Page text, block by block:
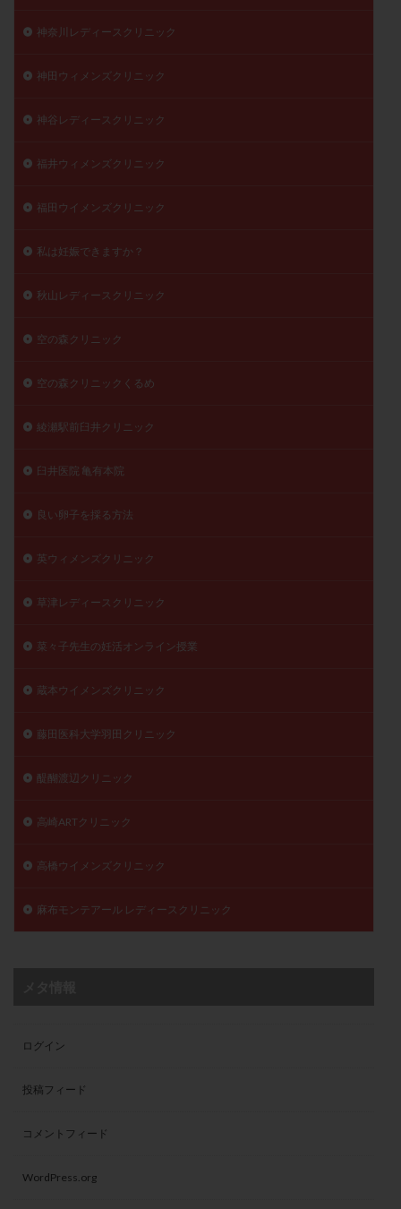
神奈川レディースクリニック
神田ウィメンズクリニック
神谷レディースクリニック
福井ウィメンズクリニック
福田ウイメンズクリニック
私は妊娠できますか？
秋山レディースクリニック
空の森クリニック
空の森クリニックくるめ
綾瀬駅前臼井クリニック
臼井医院 亀有本院
良い卵子を採る方法
英ウィメンズクリニック
草津レディースクリニック
菜々子先生の妊活オンライン授業
蔵本ウイメンズクリニック
藤田医科大学羽田クリニック
醍醐渡辺クリニック
高崎ARTクリニック
高橋ウイメンズクリニック
麻布モンテアール レディースクリニック
ログイン
投稿フィード
コメントフィード
WordPress.org